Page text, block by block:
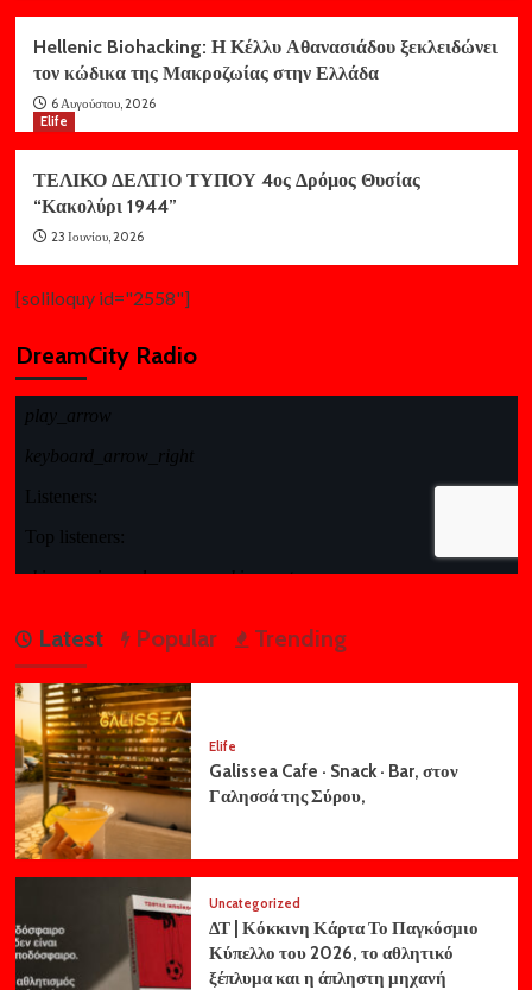
Hellenic Biohacking: Η Κέλλυ Αθανασιάδου ξεκλειδώνει
τον κώδικα της Μακροζωίας στην Ελλάδα
6 Αυγούστου, 2026
Elife
ΤΕΛΙΚΟ ΔΕΛΤΙΟ ΤΥΠΟΥ 4ος Δρόμος Θυσίας
“Κακολύρι 1944”
23 Ιουνίου, 2026
[soliloquy id="2558"]
DreamCity Radio
Latest Popular Trending
Elife
Galissea Cafe · Snack · Bar, στον
Γαλησσά της Σύρου,
Uncategorized
ΔΤ | Κόκκινη Κάρτα Το Παγκόσμιο
Κύπελλο του 2026, το αθλητικό
ξέπλυμα και η άπληστη μηχανή